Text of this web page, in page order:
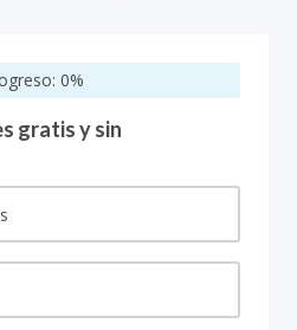
0%
gratis y sin